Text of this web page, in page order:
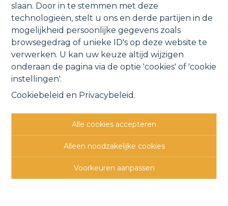
slaan. Door in te stemmen met deze
technologieën, stelt u ons en derde partijen in de
mogelijkheid persoonlijke gegevens zoals
browsegedrag of unieke ID's op deze website te
verwerken. U kan uw keuze altijd wijzigen
onderaan de pagina via de optie 'cookies' of 'cookie
instellingen'.
Cookiebeleid en Privacybeleid.
Alle cookies accepteren
Alleen noodzakelijke cookies
Voorkeuren aanpassen
Knusse, instapklare woning met
Kalfortdorp 25, 2870 Puurs
3 1 155 m² 180 m²